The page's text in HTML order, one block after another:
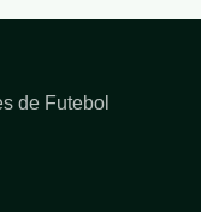
de Futebol